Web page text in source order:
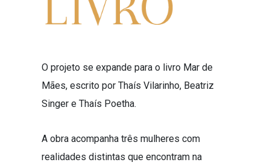
O projeto se expande para o livro Mar de
Mães, escrito por Thaís Vilarinho, Beatriz
Singer e Thaís Poetha.
A obra acompanha três mulheres com
realidades distintas que encontram na